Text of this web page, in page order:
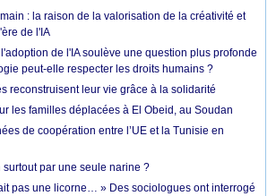
: la raison de la valorisation de la créativité et
de l'IA
de l'IA soulève une question plus profonde
peut-elle respecter les droits humains ?
reconstruisent leur vie grâce à la solidarité
les familles déplacées à El Obeid, au Soudan
de coopération entre l’UE et la Tunisie en
par une seule narine ?
pas une licorne… » Des sociologues ont interrogé